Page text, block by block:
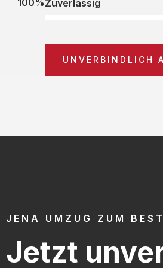
Zuverlässig
UNVERBINDLICH
JENA UMZUG ZUM
Jetzt